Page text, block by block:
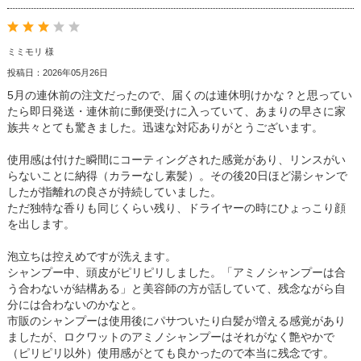
ミミモリ 様
投稿日：2026年05月26日
5月の連休前の注文だったので、届くのは連休明けかな？と思ってい
たら即日発送・連休前に郵便受けに入っていて、あまりの早さに家
族共々とても驚きました。迅速な対応ありがとうございます。
使用感は付けた瞬間にコーティングされた感覚があり、リンスがい
らないことに納得（カラーなし素髪）。その後20日ほど湯シャンで
したが指離れの良さが持続していました。
ただ独特な香りも同じくらい残り、ドライヤーの時にひょっこり顔
を出します。
泡立ちは控えめですが洗えます。
シャンプー中、頭皮がピリピリしました。「アミノシャンプーは合
う合わないが結構ある」と美容師の方が話していて、残念ながら自
分には合わないのかなと。
市販のシャンプーは使用後にパサついたり白髪が増える感覚があり
ましたが、ロクワットのアミノシャンプーはそれがなく艶やかで
（ピリピリ以外）使用感がとても良かったので本当に残念です。